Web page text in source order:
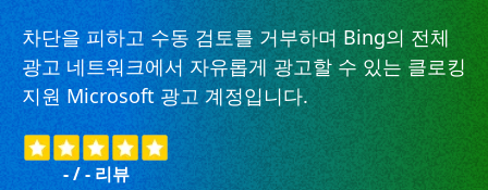
차단을 피하고 수동 검토를 거부하며 Bing의 전체
광고 네트워크에서 자유롭게 광고할 수 있는 클로킹
지원 Microsoft 광고 계정입니다.
-/- 리뷰